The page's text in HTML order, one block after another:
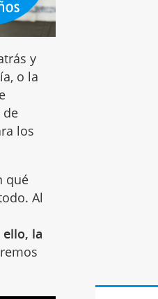
y
o la
de
los
qué
Al
ello, la